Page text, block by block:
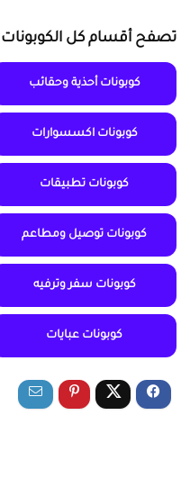
تصفح أقسام كل الكوبونات
كوبونات أحذية وحقائب
كوبونات اكسسوارات
كوبونات تطبيقات
كوبونات توصيل ومطاعم
كوبونات سفر وترفيه
كوبونات عبايات